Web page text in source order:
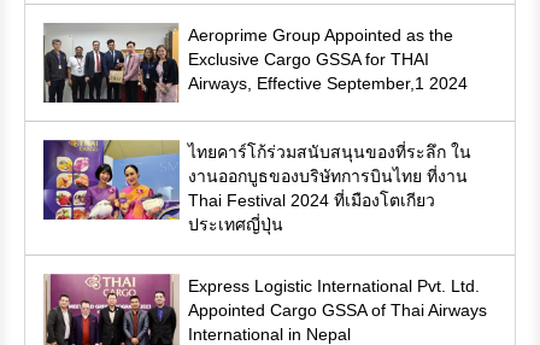
Aeroprime Group Appointed as the
Exclusive Cargo GSSA for THAI
Airways, Effective September,1 2024
ไทยคาร์โก้ร่วมสนับสนุนของที่ระลึก ใน
งานออกบูธของบริษัทการบินไทย ที่งาน
Thai Festival 2024 ที่เมืองโตเกียว
ประเทศญี่ปุ่น
Express Logistic International Pvt. Ltd.
Appointed Cargo GSSA of Thai Airways
International in Nepal